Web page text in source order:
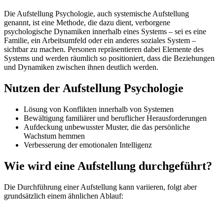
Die Aufstellung Psychologie, auch systemische Aufstellung
genannt, ist eine Methode, die dazu dient, verborgene
psychologische Dynamiken innerhalb eines Systems – sei es eine
Familie, ein Arbeitsumfeld oder ein anderes soziales System –
sichtbar zu machen. Personen repräsentieren dabei Elemente des
Systems und werden räumlich so positioniert, dass die Beziehungen
und Dynamiken zwischen ihnen deutlich werden.
Nutzen der Aufstellung Psychologie
Lösung von Konflikten innerhalb von Systemen
Bewältigung familiärer und beruflicher Herausforderungen
Aufdeckung unbewusster Muster, die das persönliche
Wachstum hemmen
Verbesserung der emotionalen Intelligenz
Wie wird eine Aufstellung durchgeführt?
Die Durchführung einer Aufstellung kann variieren, folgt aber
grundsätzlich einem ähnlichen Ablauf: